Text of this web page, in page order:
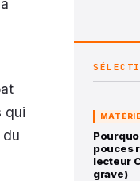
qui
du
pouces
lecteur
grave)